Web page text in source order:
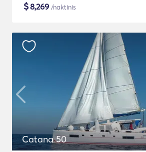
$8,269 /naktinis
Catana 50